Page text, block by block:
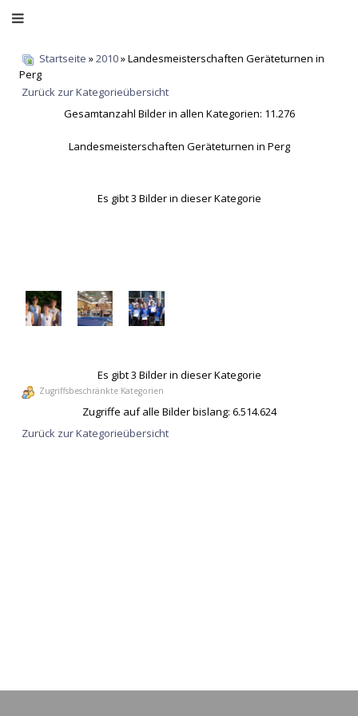
Startseite »2010» Landesmeisterschaften Geräteturnen in
Perg
Zurück zur Kategorieübersicht
Gesamtanzahl Bilder in allen Kategorien: 11.276
Landesmeisterschaften Geräteturnen in Perg
Es gibt 3 Bilder in dieser Kategorie
Es gibt 3 Bilder in dieser Kategorie
Zugriffsbeschränkte Kategorien
Zugriffe auf alle Bilder bislang: 6.514.624
Zurück zur Kategorieübersicht